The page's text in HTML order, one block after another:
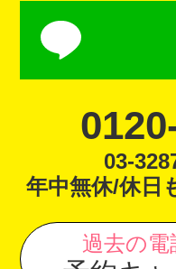
03-
年中無休/休日
過去の電